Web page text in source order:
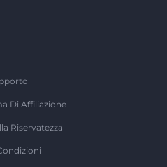
Di Affiliazione
Riservatezza